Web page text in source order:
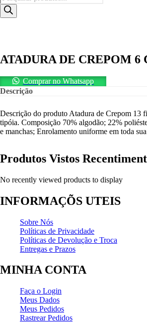
produtos
ATADURA DE CREPOM
Comprar no Whatsapp
Descrição
Descrição do produto Atadura de Crepom 13
tipóia. Composição 70% algodão; 22%
e manchas; Enrolamento uniforme em toda
Produtos Vistos
No recently viewed products to display
INFORMAÇÕS UTEIS
Sobre Nós
Políticas de Privacidade
Políticas de Devolução e Troca
Entregas e Prazos
MINHA CONTA
Faça o Login
Meus Dados
Meus Pedidos
Rastrear Pedidos